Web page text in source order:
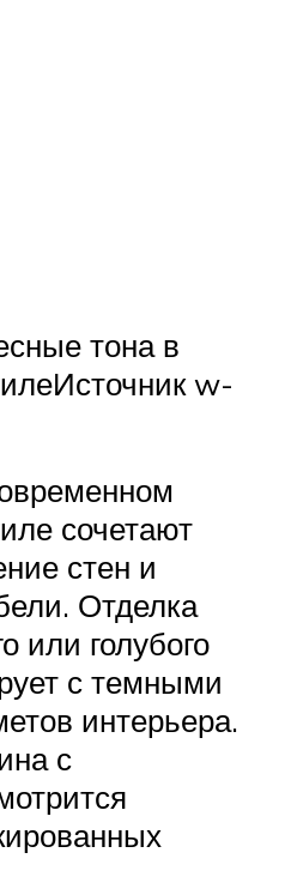
тона в
w-
сочетают
стен и
Отделка
или голубого
с темными
интерьера.
с